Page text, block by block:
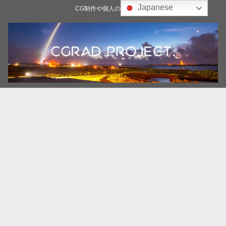
CG制作や個人の雑記ブログJapanese